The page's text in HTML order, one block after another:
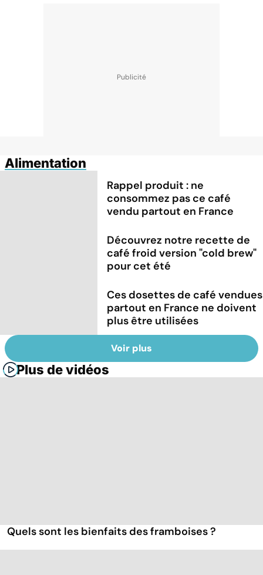
Alimentation
Rappel produit : ne
consommez pas ce café
vendu partout en France
Découvrez notre recette de
café froid version "cold brew"
pour cet été
Ces dosettes de café vendues
partout en France ne doivent
plus être utilisées
Voir plus
Plus de vidéos
Quels sont les bienfaits des framboises ?